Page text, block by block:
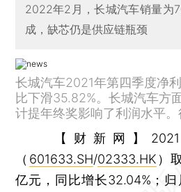
2022年2月，长城汽车销量为
成，缺芯仍是供应链瓶颈
长城汽车2021年第四季度净
比下滑35.82%。长城汽车方
计提年终奖影响了利润水平
【财新网】
（ 601633.SH/02333.HK ）
亿元，同比增长32.04%；